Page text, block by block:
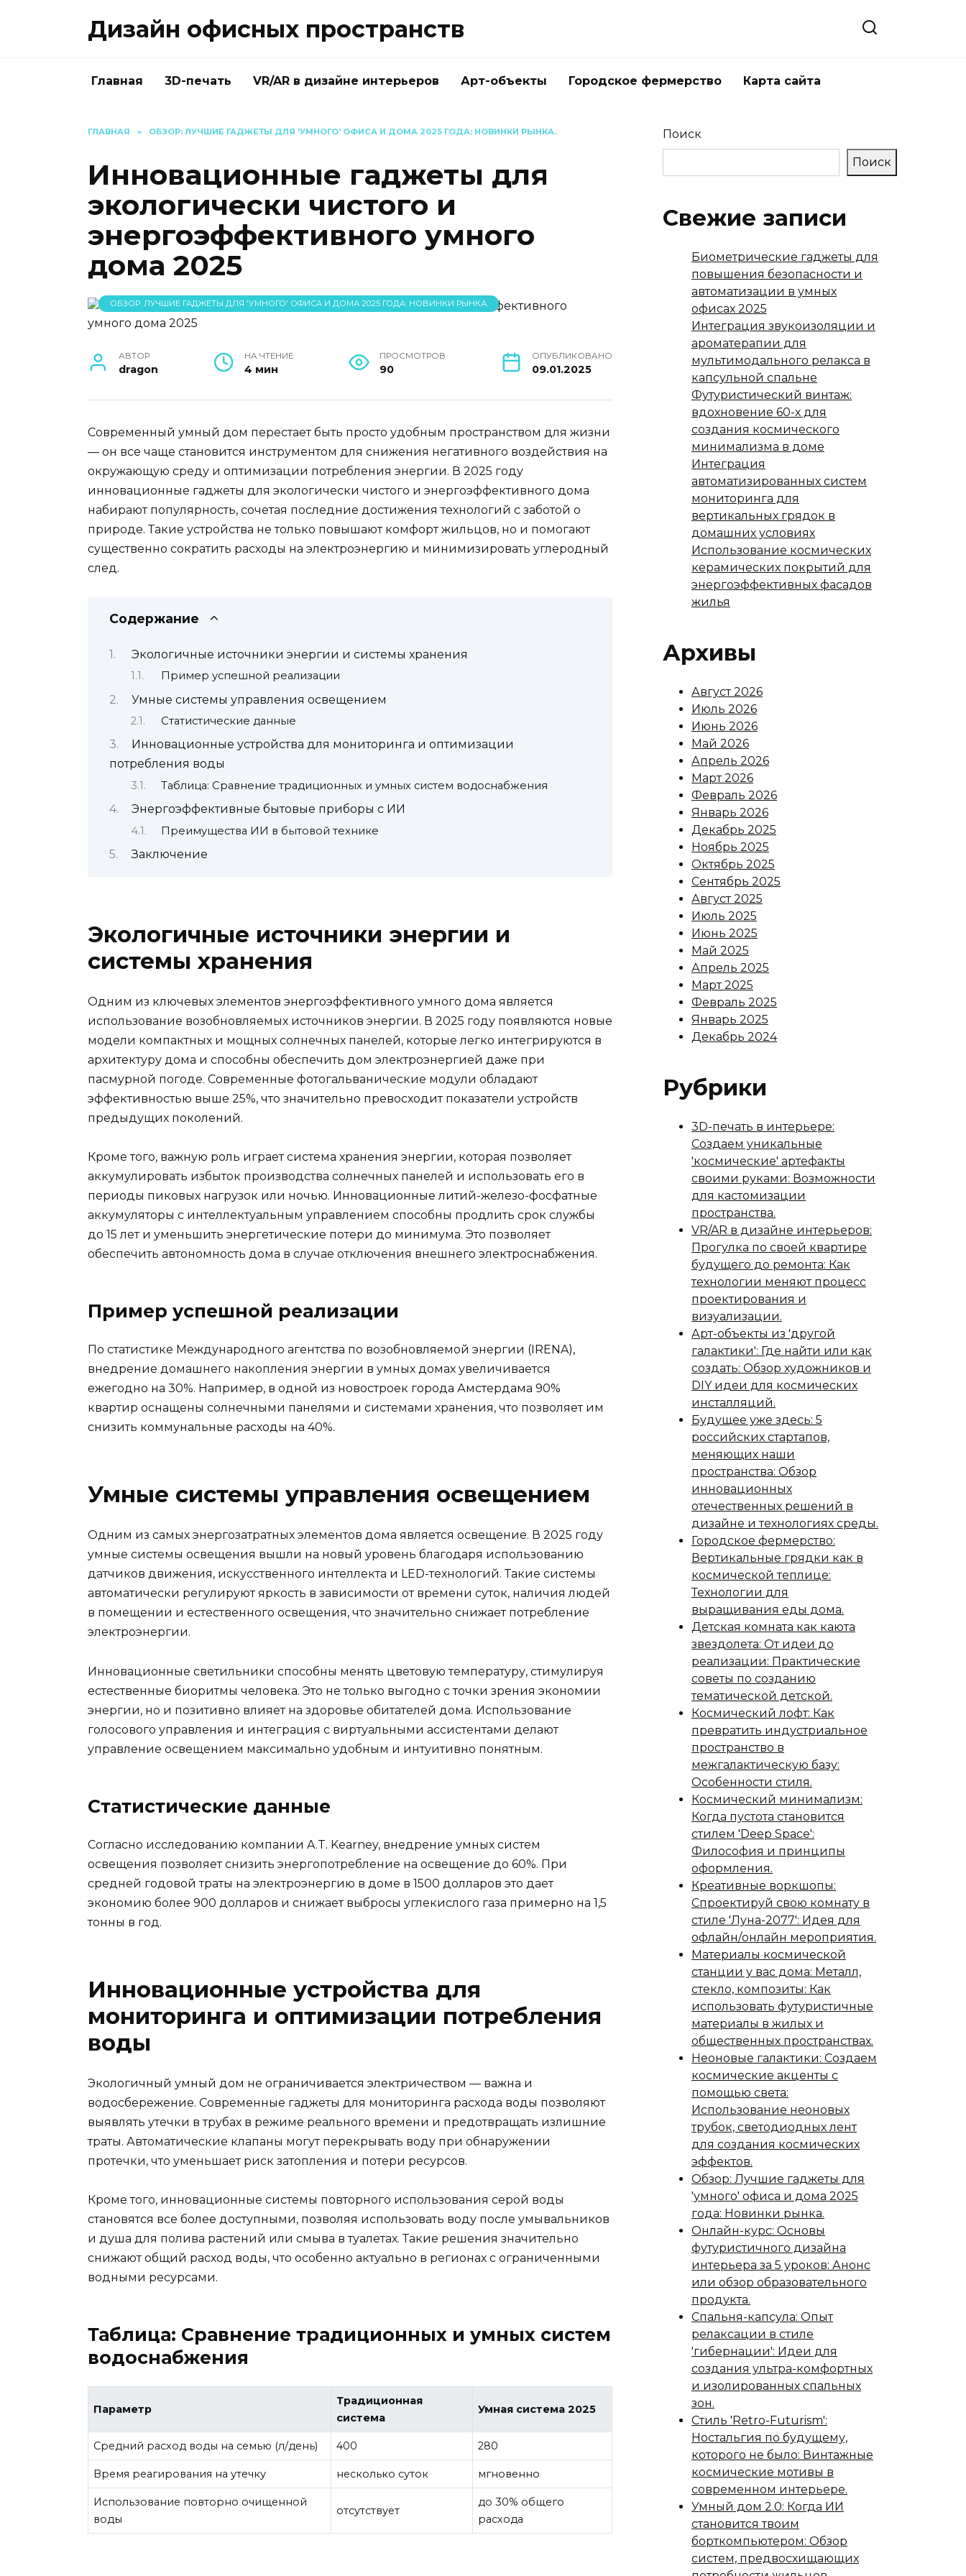
Дизайн офисных пространств
Главная 3D-печать VR/AR в дизайне интерьеров Арт-объекты Городское фермерство Карта сайта
ГЛАВНАЯ » ОБЗОР: ЛУЧШИЕ ГАДЖЕТЫ ДЛЯ 'УМНОГО' ОФИСА И ДОМА 2025 ГОДА: НОВИНКИ РЫНКА.
Инновационные гаджеты для
экологически чистого и
энергоэффективного умного
дома 2025
ОБЗОР: ЛУЧШИЕ ГАДЖЕТЫ ДЛЯ 'УМНОГО' ОФИСА И ДОМА 2025 ГОДА: НОВИНКИ РЫНКА.
АВТОР
dragon
НА ЧТЕНИЕ
4 мин
ПРОСМОТРОВ
90
ОПУБЛИКОВАНО
09.01.2025
Современный умный дом перестает быть просто удобным пространством для жизни
— он все чаще становится инструментом для снижения негативного воздействия на
окружающую среду и оптимизации потребления энергии. В 2025 году
инновационные гаджеты для экологически чистого и энергоэффективного дома
набирают популярность, сочетая последние достижения технологий с заботой о
природе. Такие устройства не только повышают комфорт жильцов, но и помогают
существенно сократить расходы на электроэнергию и минимизировать углеродный
след.
Содержание
Экологичные источники энергии и системы хранения
Пример успешной реализации
Умные системы управления освещением
Статистические данные
Инновационные устройства для мониторинга и оптимизации
потребления воды
Таблица: Сравнение традиционных и умных систем водоснабжения
Энергоэффективные бытовые приборы с ИИ
Преимущества ИИ в бытовой технике
Заключение
Экологичные источники энергии и
системы хранения
Одним из ключевых элементов энергоэффективного умного дома является
использование возобновляемых источников энергии. В 2025 году появляются новые
модели компактных и мощных солнечных панелей, которые легко интегрируются в
архитектуру дома и способны обеспечить дом электроэнергией даже при
пасмурной погоде. Современные фотогальванические модули обладают
эффективностью выше 25%, что значительно превосходит показатели устройств
предыдущих поколений.
Кроме того, важную роль играет система хранения энергии, которая позволяет
аккумулировать избыток производства солнечных панелей и использовать его в
периоды пиковых нагрузок или ночью. Инновационные литий-железо-фосфатные
аккумуляторы с интеллектуальным управлением способны продлить срок службы
до 15 лет и уменьшить энергетические потери до минимума. Это позволяет
обеспечить автономность дома в случае отключения внешнего электроснабжения.
Пример успешной реализации
По статистике Международного агентства по возобновляемой энергии (IRENA),
внедрение домашнего накопления энергии в умных домах увеличивается
ежегодно на 30%. Например, в одной из новостроек города Амстердама 90%
квартир оснащены солнечными панелями и системами хранения, что позволяет им
снизить коммунальные расходы на 40%.
Умные системы управления освещением
Одним из самых энергозатратных элементов дома является освещение. В 2025 году
умные системы освещения вышли на новый уровень благодаря использованию
датчиков движения, искусственного интеллекта и LED-технологий. Такие системы
автоматически регулируют яркость в зависимости от времени суток, наличия людей
в помещении и естественного освещения, что значительно снижает потребление
электроэнергии.
Инновационные светильники способны менять цветовую температуру, стимулируя
естественные биоритмы человека. Это не только выгодно с точки зрения экономии
энергии, но и позитивно влияет на здоровье обитателей дома. Использование
голосового управления и интеграция с виртуальными ассистентами делают
управление освещением максимально удобным и интуитивно понятным.
Статистические данные
Согласно исследованию компании A.T. Kearney, внедрение умных систем
освещения позволяет снизить энергопотребление на освещение до 60%. При
средней годовой траты на электроэнергию в доме в 1500 долларов это дает
экономию более 900 долларов и снижает выбросы углекислого газа примерно на 1,5
тонны в год.
Инновационные устройства для
мониторинга и оптимизации потребления
воды
Экологичный умный дом не ограничивается электричеством — важна и
водосбережение. Современные гаджеты для мониторинга расхода воды позволяют
выявлять утечки в трубах в режиме реального времени и предотвращать излишние
траты. Автоматические клапаны могут перекрывать воду при обнаружении
протечки, что уменьшает риск затопления и потери ресурсов.
Кроме того, инновационные системы повторного использования серой воды
становятся все более доступными, позволяя использовать воду после умывальников
и душа для полива растений или смыва в туалетах. Такие решения значительно
снижают общий расход воды, что особенно актуально в регионах с ограниченными
водными ресурсами.
Таблица: Сравнение традиционных и умных систем
водоснабжения
Параметр
Традиционная
система
Умная система 2025
Средний расход воды на семью (л/день) 400 280
Время реагирования на утечку несколько суток мгновенно
Использование повторно очищенной
воды
отсутствует
до 30% общего
расхода
Поиск
Поиск
Свежие записи
Биометрические гаджеты для
повышения безопасности и
автоматизации в умных
офисах 2025
Интеграция звукоизоляции и
ароматерапии для
мультимодального релакса в
капсульной спальне
Футуристический винтаж:
вдохновение 60-х для
создания космического
минимализма в доме
Интеграция
автоматизированных систем
мониторинга для
вертикальных грядок в
домашних условиях
Использование космических
керамических покрытий для
энергоэффективных фасадов
жилья
Архивы
Август 2026
Июль 2026
Июнь 2026
Май 2026
Апрель 2026
Март 2026
Февраль 2026
Январь 2026
Декабрь 2025
Ноябрь 2025
Октябрь 2025
Сентябрь 2025
Август 2025
Июль 2025
Июнь 2025
Май 2025
Апрель 2025
Март 2025
Февраль 2025
Январь 2025
Декабрь 2024
Рубрики
3D-печать в интерьере:
Создаем уникальные
'космические' артефакты
своими руками: Возможности
для кастомизации
пространства.
VR/AR в дизайне интерьеров:
Прогулка по своей квартире
будущего до ремонта: Как
технологии меняют процесс
проектирования и
визуализации.
Арт-объекты из 'другой
галактики': Где найти или как
создать: Обзор художников и
DIY идеи для космических
инсталляций.
Будущее уже здесь: 5
российских стартапов,
меняющих наши
пространства: Обзор
инновационных
отечественных решений в
дизайне и технологиях среды.
Городское фермерство:
Вертикальные грядки как в
космической теплице:
Технологии для
выращивания еды дома.
Детская комната как каюта
звездолета: От идеи до
реализации: Практические
советы по созданию
тематической детской.
Космический лофт: Как
превратить индустриальное
пространство в
межгалактическую базу:
Особенности стиля.
Космический минимализм:
Когда пустота становится
стилем 'Deep Space':
Философия и принципы
оформления.
Креативные воркшопы:
Спроектируй свою комнату в
стиле 'Луна-2077': Идея для
офлайн/онлайн мероприятия.
Материалы космической
станции у вас дома: Металл,
стекло, композиты: Как
использовать футуристичные
материалы в жилых и
общественных пространствах.
Неоновые галактики: Создаем
космические акценты с
помощью света:
Использование неоновых
трубок, светодиодных лент
для создания космических
эффектов.
Обзор: Лучшие гаджеты для
'умного' офиса и дома 2025
года: Новинки рынка.
Онлайн-курс: Основы
футуристичного дизайна
интерьера за 5 уроков: Анонс
или обзор образовательного
продукта.
Спальня-капсула: Опыт
релаксации в стиле
'гибернации': Идеи для
создания ультра-комфортных
и изолированных спальных
зон.
Стиль 'Retro-Futurism':
Ностальгия по будущему,
которого не было: Винтажные
космические мотивы в
современном интерьере.
Умный дом 2.0: Когда ИИ
становится твоим
борткомпьютером: Обзор
систем, предвосхищающих